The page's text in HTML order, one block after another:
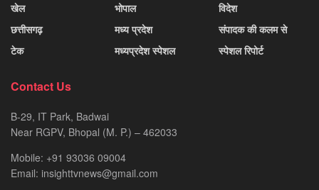
खेल
छत्तीसगढ़
टेक
भोपाल
मध्य प्रदेश
मध्यप्रदेश स्पेशल
विदेश
संपादक की कलम से
स्पेशल रिपोर्ट
Contact Us
B-29, IT Park, Badwai
Near RGPV, Bhopal (M. P.) – 462033
Mobile: +91 93036 09004
Email: insighttvnews@gmail.com